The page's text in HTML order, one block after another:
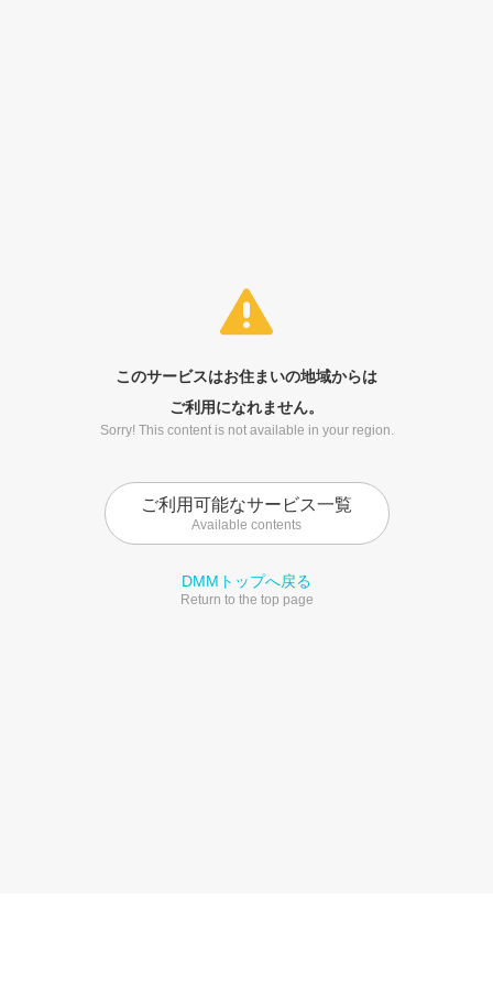
このサービスはお住まいの地域からは
ご利用になれません。
Sorry! This content is not available in your region.
ご利用可能なサービス一覧
Available contents
DMMトップへ戻る
Return to the top page